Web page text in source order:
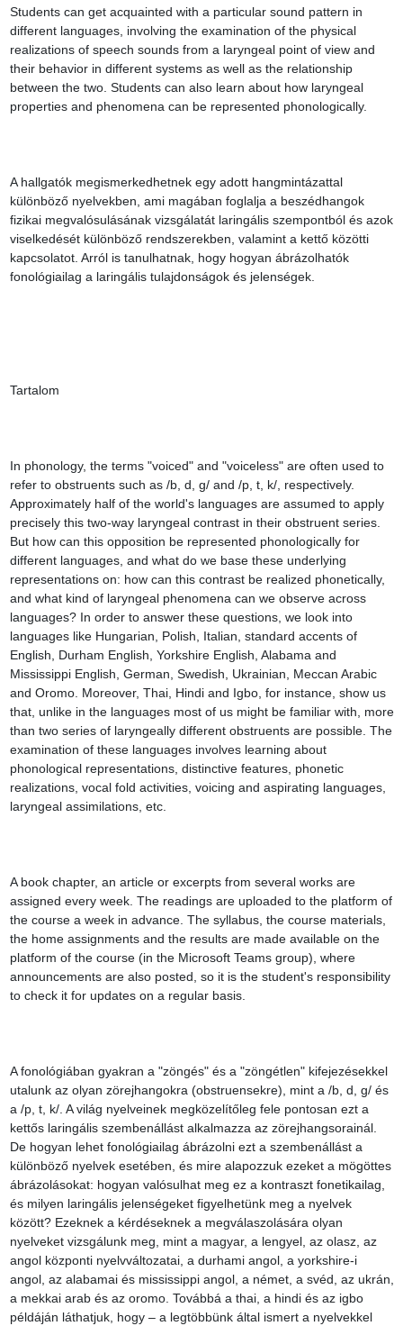
Students can get acquainted with a particular sound pattern in
different languages, involving the examination of the physical
realizations of speech sounds from a laryngeal point of view and
their behavior in different systems as well as the relationship
between the two. Students can also learn about how laryngeal
properties and phenomena can be represented phonologically.
A hallgatók megismerkedhetnek egy adott hangmintázattal
különböző nyelvekben, ami magában foglalja a beszédhangok
fizikai megvalósulásának vizsgálatát laringális szempontból és azok
viselkedését különböző rendszerekben, valamint a kettő közötti
kapcsolatot. Arról is tanulhatnak, hogy hogyan ábrázolhatók
fonológiailag a laringális tulajdonságok és jelenségek.
Tartalom
In phonology, the terms "voiced" and "voiceless" are often used to
refer to obstruents such as /b, d, g/ and /p, t, k/, respectively.
Approximately half of the world's languages are assumed to apply
precisely this two-way laryngeal contrast in their obstruent series.
But how can this opposition be represented phonologically for
different languages, and what do we base these underlying
representations on: how can this contrast be realized phonetically,
and what kind of laryngeal phenomena can we observe across
languages? In order to answer these questions, we look into
languages like Hungarian, Polish, Italian, standard accents of
English, Durham English, Yorkshire English, Alabama and
Mississippi English, German, Swedish, Ukrainian, Meccan Arabic
and Oromo. Moreover, Thai, Hindi and Igbo, for instance, show us
that, unlike in the languages most of us might be familiar with, more
than two series of laryngeally different obstruents are possible. The
examination of these languages involves learning about
phonological representations, distinctive features, phonetic
realizations, vocal fold activities, voicing and aspirating languages,
laryngeal assimilations, etc.
A book chapter, an article or excerpts from several works are
assigned every week. The readings are uploaded to the platform of
the course a week in advance. The syllabus, the course materials,
the home assignments and the results are made available on the
platform of the course (in the Microsoft Teams group), where
announcements are also posted, so it is the student's responsibility
to check it for updates on a regular basis.
A fonológiában gyakran a "zöngés" és a "zöngétlen" kifejezésekkel
utalunk az olyan zörejhangokra (obstruensekre), mint a /b, d, g/ és
a /p, t, k/. A világ nyelveinek megközelítőleg fele pontosan ezt a
kettős laringális szembenállást alkalmazza az zörejhangsorainál.
De hogyan lehet fonológiailag ábrázolni ezt a szembenállást a
különböző nyelvek esetében, és mire alapozzuk ezeket a mögöttes
ábrázolásokat: hogyan valósulhat meg ez a kontraszt fonetikailag,
és milyen laringális jelenségeket figyelhetünk meg a nyelvek
között? Ezeknek a kérdéseknek a megválaszolására olyan
nyelveket vizsgálunk meg, mint a magyar, a lengyel, az olasz, az
angol központi nyelvváltozatai, a durhami angol, a yorkshire-i
angol, az alabamai és mississippi angol, a német, a svéd, az ukrán,
a mekkai arab és az oromo. Továbbá a thai, a hindi és az igbo
példáján láthatjuk, hogy – a legtöbbünk által ismert a nyelvekkel